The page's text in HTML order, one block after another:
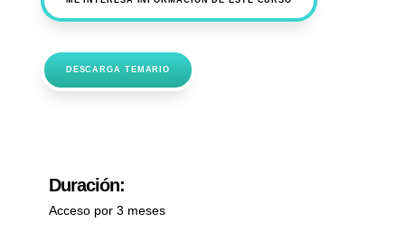
DESCARGA TEMARIO
Duración:
Acceso por 3 meses